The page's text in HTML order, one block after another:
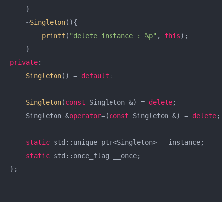
    }
    ~
Singleton(){
printf( "delete instance : %p" , this);
private:
Singleton() = default ;
Singleton(const Singleton &) = delete;
    Singleton &
operator=(const Singleton &) = delete;
static std::unique_ptr<Singleton> __instance;
static std::once_flag __once;
};